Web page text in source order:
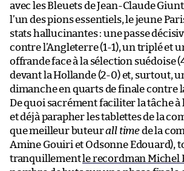
avec les Bleuets de Jean-Claude
l’un des pions essentiels, le jeune
stats hallucinantes : une passe
contre l’Angleterre (1-1), un triplé et
offrande face à la sélection suédoise
devant la Hollande (2-0) et, surtout,
dimanche en quarts de finale contre
De quoi sacrément faciliter la tâche à
et déjà parapher les tablettes de la
que meilleur buteurall timede la
Amine Gouiri et Odsonne Edouard),
tranquillementle recordman Michel